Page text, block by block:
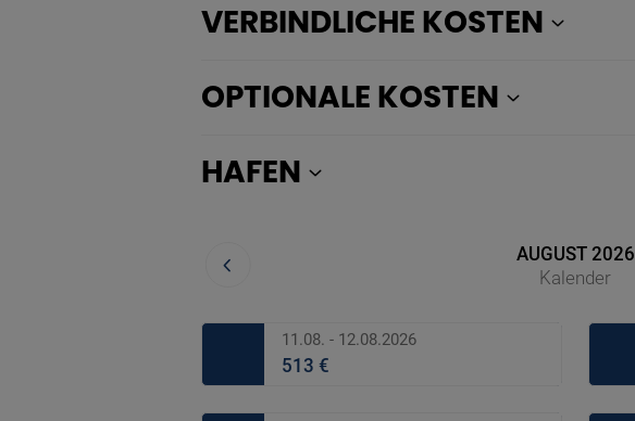
VERBINDLICHE KOSTEN
OPTIONALE KOSTEN
HAFEN
AUGUST 2026
Kalender
11.08. - 12.08.2026
513 €